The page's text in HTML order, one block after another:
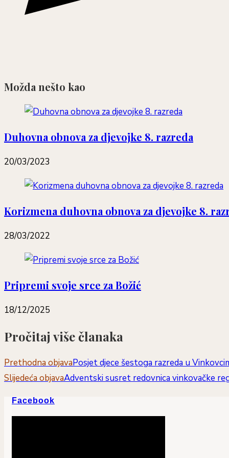
Možda nešto kao
Duhovna obnova za djevojke 8. razreda
20/03/2023
Korizmena duhovna obnova za djevojke 8.
28/03/2022
Pripremi svoje srce za Božić
18/12/2025
Pročitaj više članaka
Prethodna objavaPosjet djece šestoga razreda u
Slijedeća objavaAdventski susret redovnica vinkovačke
Facebook